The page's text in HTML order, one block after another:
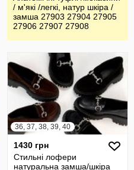
/ м'які /легкі, натур шкіра /
замша 27903 27904 27905
27906 27907 27908
36, 37, 38, 39, 40
1430 грн
Стильні лофери
натуральна замша/шкіра